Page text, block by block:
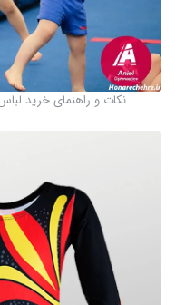
نکات و راهنمای خرید